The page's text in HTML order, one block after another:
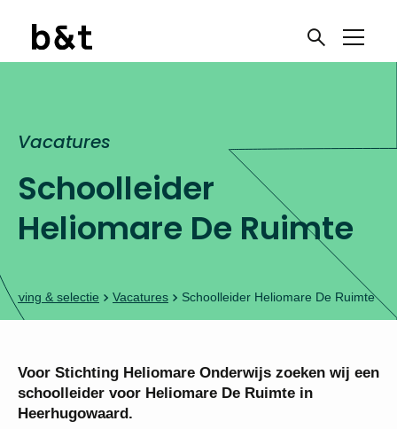
Schoolleider
Heliomare De Ruimte
Vacatures
& selectie Vacatures Schoolleider Heliomare De Ruimte
Voor Stichting Heliomare Onderwijs zoeken wij
een schoolleider voor Heliomare De Ruimte in
Heerhugowaard.
Ben je toe aan een
nieuwe uitdaging?
vacaturenieuwsbrief
Onderwijswerk!